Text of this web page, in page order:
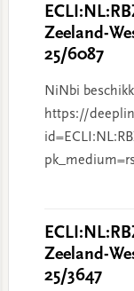
Zeeland-
25/6087
NiNbi
https://
Zeeland-
25/3647